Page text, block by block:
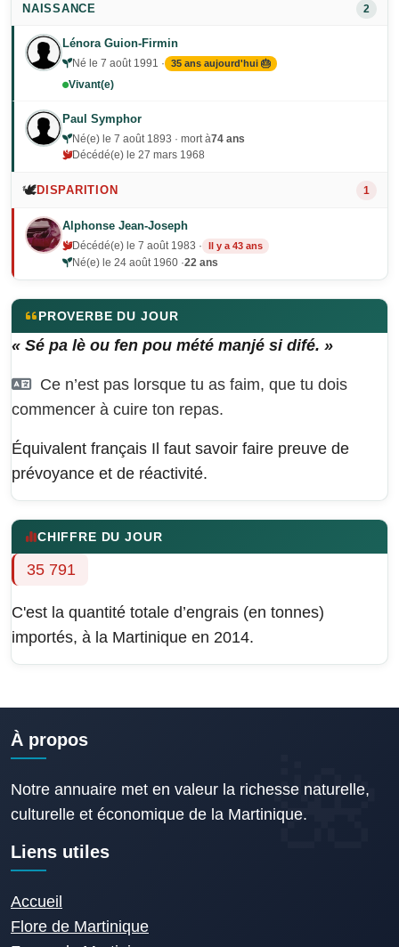
NAISSANCE 2
Lénora Guion-Firmin
Né le 7 août 1991 · 35 ans aujourd'hui 🎂
Vivant(e)
Paul Symphor
Né(e) le 7 août 1893 · mort à74 ans
Décédé(e) le 27 mars 1968
🕊️DISPARITION 1
Alphonse Jean-Joseph
Décédé(e) le 7 août 1983 · Il y a 43 ans
Né(e) le 24 août 1960 ·22 ans
PROVERBE DU JOUR
« Sé pa lè ou fen pou mété manjé si difé. »
Ce n’est pas lorsque tu as faim, que tu dois
commencer à cuire ton repas.
Équivalent français Il faut savoir faire preuve de
prévoyance et de réactivité.
CHIFFRE DU JOUR
35 791
C'est la quantité totale d’engrais (en tonnes)
importés, à la Martinique en 2014.
À propos
Notre annuaire met en valeur la richesse naturelle,
culturelle et économique de la Martinique.
Liens utiles
Accueil
Flore de Martinique